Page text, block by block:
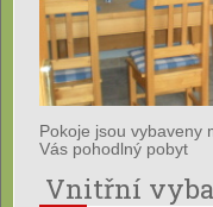
Pokoje jsou vybaveny
Vás pohodlný pobyt
Vnitřní